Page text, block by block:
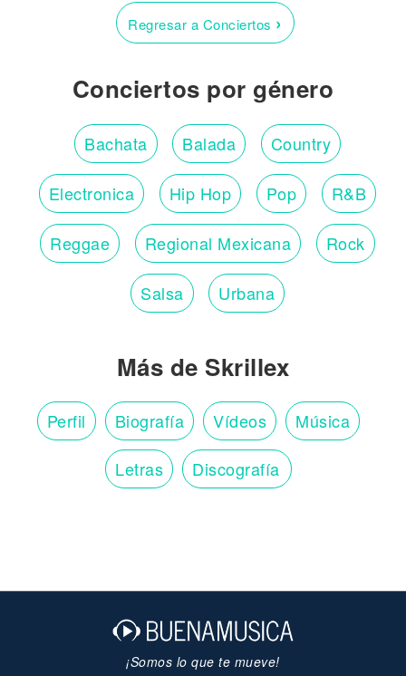
Regresar a Conciertos ›
Conciertos por género
Bachata Balada Country
Electronica Hip Hop Pop R&B
Reggae Regional Mexicana Rock
Salsa Urbana
Más de Skrillex
Perfil Biografía Vídeos Música
Letras Discografía
¡Somos lo que te mueve!